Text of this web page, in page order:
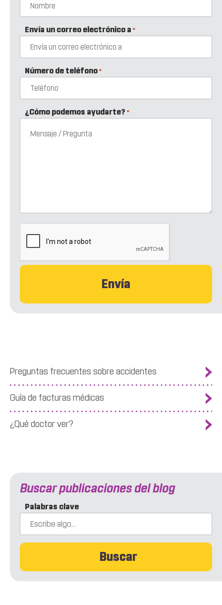
Envía un correo electrónico a *
Número de teléfono *
¿Cómo podemos ayudarte? *
Preguntas frecuentes sobre accidentes
Guía de facturas médicas
¿Qué doctor ver?
Buscar publicaciones del blog
Palabras clave
Buscar